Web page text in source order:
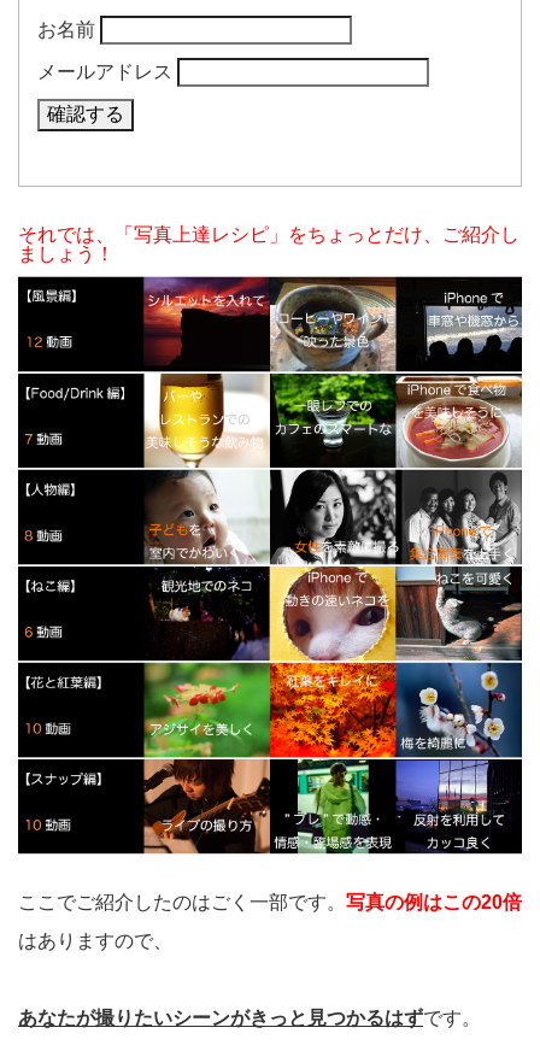
お名前
メールアドレス
それでは、「写真上達レシピ」をちょっとだけ、ご紹介し
ましょう！
ここでご紹介したのはごく一部です。 写真の例はこの20倍
はありますので、
あなたが撮りたいシーンがきっと見つかるはずです。